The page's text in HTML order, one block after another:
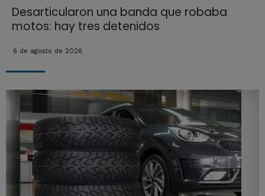
Desarticularon una banda que robaba
motos: hay tres detenidos
6 de agosto de 2026